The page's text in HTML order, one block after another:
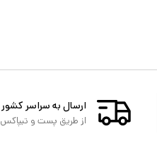
ارسال به سراسر کشور
از طریق پست و تیپاکس